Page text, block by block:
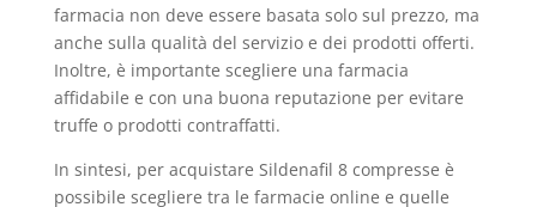
farmacia non deve essere basata solo sul prezzo, ma
anche sulla qualità del servizio e dei prodotti offerti.
Inoltre, è importante scegliere una farmacia
affidabile e con una buona reputazione per evitare
truffe o prodotti contraffatti.
In sintesi, per acquistare Sildenafil 8 compresse è
possibile scegliere tra le farmacie online e quelle